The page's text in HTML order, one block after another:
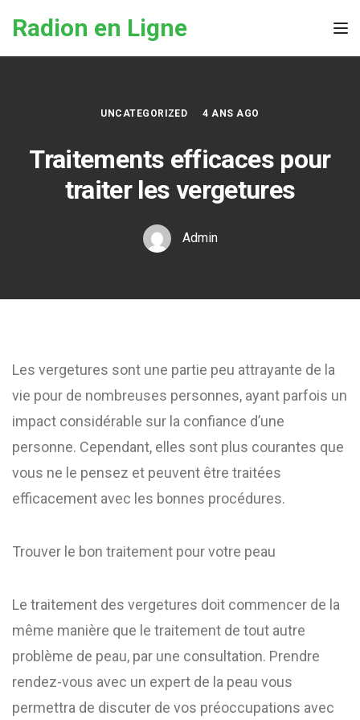
Radion en Ligne
UNCATEGORIZED 4 ANS AGO
Traitements efficaces pour
traiter les vergetures
Admin
Les vergetures sont une partie peu attrayante de la
vie pour de nombreuses personnes, ayant parfois un
impact considérable sur la confiance d’une
personne. Cependant, elles sont plus courantes que
vous ne le pensez et peuvent être traitées
efficacement avec les bonnes procédures.
Trouver le bon traitement pour votre peau
Le traitement des vergetures doit commencer de la
même manière que le traitement de tout autre
problème de peau, par une consultation. Prendre
rendez-vous avec un expert de la peau vous
permettra de discuter de vos préoccupations avec